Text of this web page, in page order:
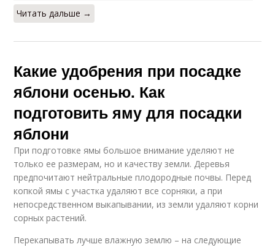
Читать дальше →
Какие удобрения при посадке
яблони осенью. Как
подготовить яму для посадки
яблони
При подготовке ямы большое внимание уделяют не
только ее размерам, но и качеству земли. Деревья
предпочитают нейтральные плодородные почвы. Перед
копкой ямы с участка удаляют все сорняки, а при
непосредственном выкапывании, из земли удаляют корни
сорных растений.
Перекапывать лучше влажную землю – на следующие